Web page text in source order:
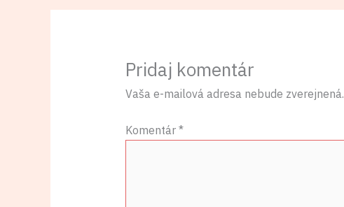
Pridaj komentár
Vaša e-mailová adresa nebude zverejnená.
Komentár *